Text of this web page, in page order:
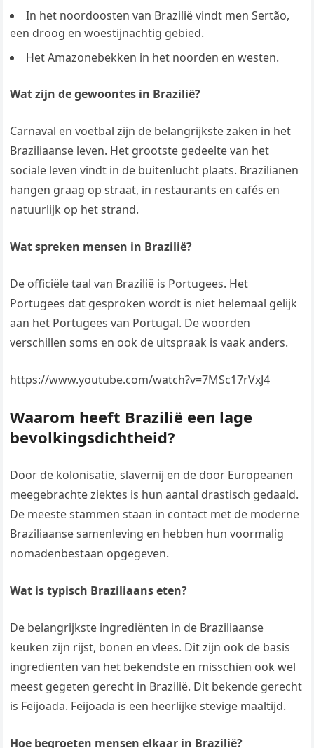
In het noordoosten van Brazilië vindt men Sertão,
een droog en woestijnachtig gebied.
Het Amazonebekken in het noorden en westen.
Wat zijn de gewoontes in Brazilië?
Carnaval en voetbal zijn de belangrijkste zaken in het
Braziliaanse leven. Het grootste gedeelte van het
sociale leven vindt in de buitenlucht plaats. Brazilianen
hangen graag op straat, in restaurants en cafés en
natuurlijk op het strand.
Wat spreken mensen in Brazilië?
De officiële taal van Brazilië is Portugees. Het
Portugees dat gesproken wordt is niet helemaal gelijk
aan het Portugees van Portugal. De woorden
verschillen soms en ook de uitspraak is vaak anders.
https://www.youtube.com/watch?v=7MSc17rVxJ4
Waarom heeft Brazilië een lage
bevolkingsdichtheid?
Door de kolonisatie, slavernij en de door Europeanen
meegebrachte ziektes is hun aantal drastisch gedaald.
De meeste stammen staan in contact met de moderne
Braziliaanse samenleving en hebben hun voormalig
nomadenbestaan opgegeven.
Wat is typisch Braziliaans eten?
De belangrijkste ingrediënten in de Braziliaanse
keuken zijn rijst, bonen en vlees. Dit zijn ook de basis
ingrediënten van het bekendste en misschien ook wel
meest gegeten gerecht in Brazilië. Dit bekende gerecht
is Feijoada. Feijoada is een heerlijke stevige maaltijd.
Hoe begroeten mensen elkaar in Brazilië?